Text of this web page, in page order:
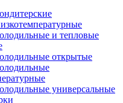
и тепловые
открытые
универсальные